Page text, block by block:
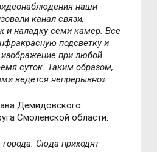
наши
канал связи,
и наладку семи камер. Все
подсветку и
при любой
суток. Таким образом,
ведётся непрерывно».
Демидовского
Смоленской области:
города. Сюда приходят